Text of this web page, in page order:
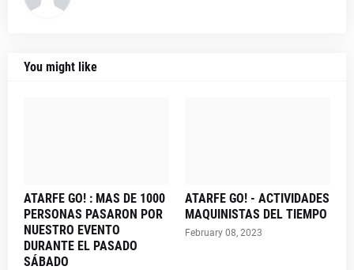
You might like
ATARFE GO! : MAS DE 1000
PERSONAS PASARON POR
NUESTRO EVENTO
DURANTE EL PASADO
SÁBADO
ATARFE GO! - ACTIVIDADES
MAQUINISTAS DEL TIEMPO
February 08, 2023